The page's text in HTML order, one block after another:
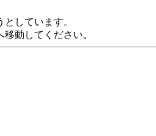
しています。
移動してください。